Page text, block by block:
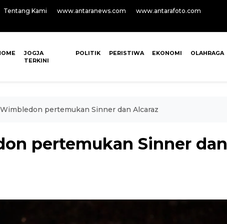
Tentang Kami www.antaranews.com
www.antarafoto.com
JOGJA
TERKINI
POLITIK PERISTIWA EKONOMI OLAHRAGA
pertemukan Sinner dan Alcaraz
pertemukan Sinner dan